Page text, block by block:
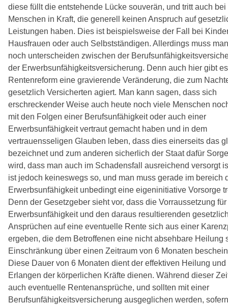
diese füllt die entstehende Lücke souverän, und tritt auch bei
Menschen in Kraft, die generell keinen Anspruch auf
Leistungen haben. Dies ist beispielsweise der Fall bei
Hausfrauen oder auch Selbstständigen. Allerdings muss
noch unterscheiden zwischen der
der Erwerbsunfähigkeitsversicherung. Denn auch hier gibt
Rentenreform eine gravierende Veränderung, die zum
gesetzlich Versicherten agiert. Man kann sagen, dass sich
erschreckender Weise auch heute noch viele Menschen
mit den Folgen einer Berufsunfähigkeit oder auch einer
Erwerbsunfähigkeit vertraut gemacht haben und in dem
vertrauensseligen Glauben leben, dass dies einerseits das
bezeichnet und zum anderen sicherlich der Staat dafür
wird, dass man auch im Schadensfall ausreichend versorgt
ist jedoch keineswegs so, und man muss gerade im bereich
Erwerbsunfähigkeit unbedingt eine eigeninitiative Vorsorge
Denn der Gesetzgeber sieht vor, dass die Vorraussetzung
Erwerbsunfähigkeit und den daraus resultierenden
Ansprüchen auf eine eventuelle Rente sich aus einer
ergeben, die dem Betroffenen eine nicht absehbare Heilung
Einschränkung über einen Zeitraum von 6 Monaten
Diese Dauer von 6 Monaten dient der effektiven Heilung
Erlangen der körperlichen Kräfte dienen. Während dieser
auch eventuelle Rentenansprüche, und sollten mit einer
Berufsunfähigkeitsversicherung ausgeglichen werden,